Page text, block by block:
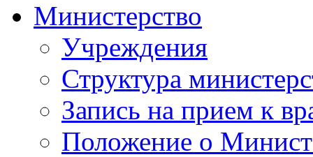
Министерство
Учреждения
Структура
Запись на прием к
Положение о